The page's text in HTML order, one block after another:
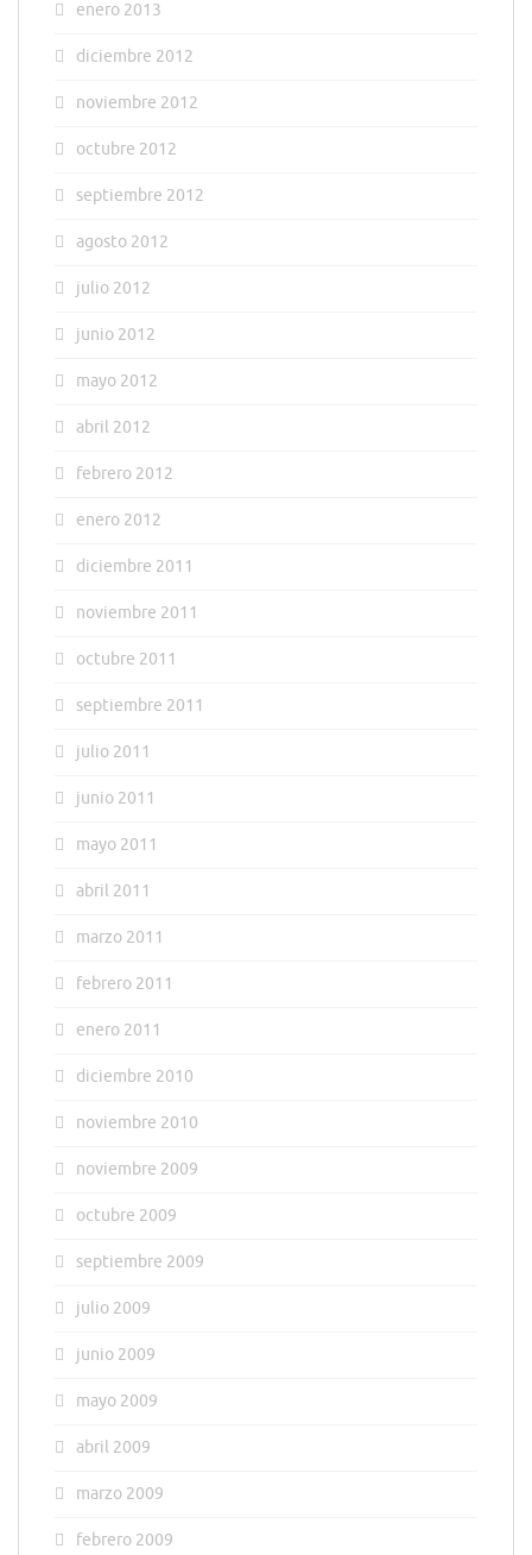
enero 2013
diciembre 2012
noviembre 2012
octubre 2012
septiembre 2012
agosto 2012
julio 2012
junio 2012
mayo 2012
abril 2012
febrero 2012
enero 2012
diciembre 2011
noviembre 2011
octubre 2011
septiembre 2011
julio 2011
junio 2011
mayo 2011
abril 2011
marzo 2011
febrero 2011
enero 2011
diciembre 2010
noviembre 2010
noviembre 2009
octubre 2009
septiembre 2009
julio 2009
junio 2009
mayo 2009
abril 2009
marzo 2009
febrero 2009